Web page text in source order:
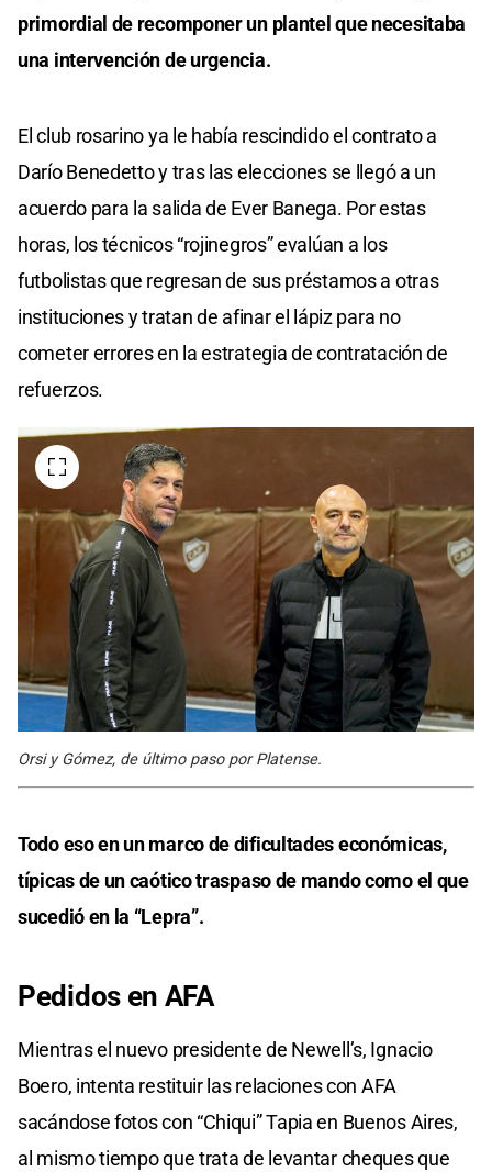
primordial de recomponer un plantel que necesitaba
una intervención de urgencia.
El club rosarino ya le había rescindido el contrato a
Darío Benedetto y tras las elecciones se llegó a un
acuerdo para la salida de Ever Banega. Por estas
horas, los técnicos “rojinegros” evalúan a los
futbolistas que regresan de sus préstamos a otras
instituciones y tratan de afinar el lápiz para no
cometer errores en la estrategia de contratación de
refuerzos.
Orsi y Gómez, de último paso por Platense.
Todo eso en un marco de dificultades económicas,
típicas de un caótico traspaso de mando como el que
sucedió en la “Lepra”.
Pedidos en AFA
Mientras el nuevo presidente de Newell’s, Ignacio
Boero, intenta restituir las relaciones con AFA
sacándose fotos con “Chiqui” Tapia en Buenos Aires,
al mismo tiempo que trata de levantar cheques que